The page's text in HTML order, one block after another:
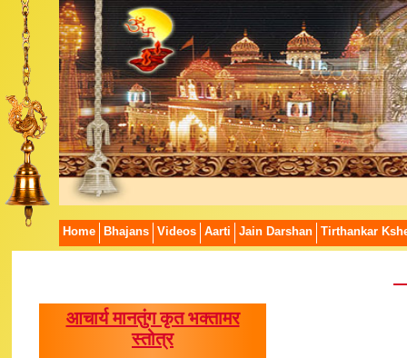
Home Bhajans Videos Aarti Jain Darshan Tirthankar
आचार्य मानतुंग कृत भक्तामर
स्तोत्र